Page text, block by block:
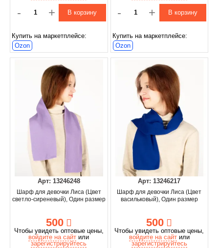
- + В корзину
Купить на маркетплейсе:
Ozon
- + В корзину
Купить на маркетплейсе:
Ozon
Арт: 13246248
Шарф для девочки Лиса (Цвет
светло-сиреневый), Один размер
500
Чтобы увидеть оптовые цены,
войдите на сайт или
зарегистрируйтесь
Арт: 13246217
Шарф для девочки Лиса (Цвет
васильковый), Один размер
500
Чтобы увидеть оптовые цены,
войдите на сайтили
зарегистрируйтесь